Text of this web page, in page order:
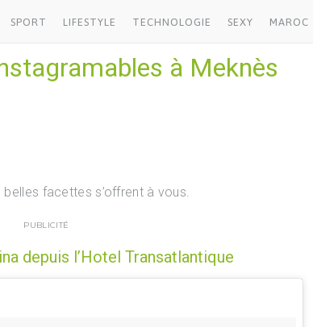
SPORT LIFESTYLE TECHNOLOGIE SEXY MAROC
à Meknès
belles facettes s’offrent à vous.
PUBLICITÉ
depuis l’Hotel Transatlantique